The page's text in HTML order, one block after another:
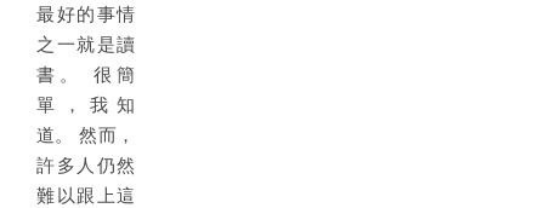
最好的事情
之一就是讀
書。 很簡
單，我知
道。 然而，
許多人仍然
難以跟上這